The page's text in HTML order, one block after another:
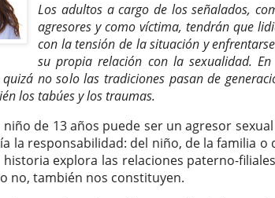
Los adultos a cargo de los señalados,
agresores y como víctima, tendrán que
con la tensión de la situación y
su propia relación con la sexualidad.
no solo las tradiciones pasan de
los tabúes y los traumas.
de 13 años puede ser un agresor sexual
la responsabilidad: del niño, de la familia o
historia explora las relaciones paterno-
no, también nos constituyen.